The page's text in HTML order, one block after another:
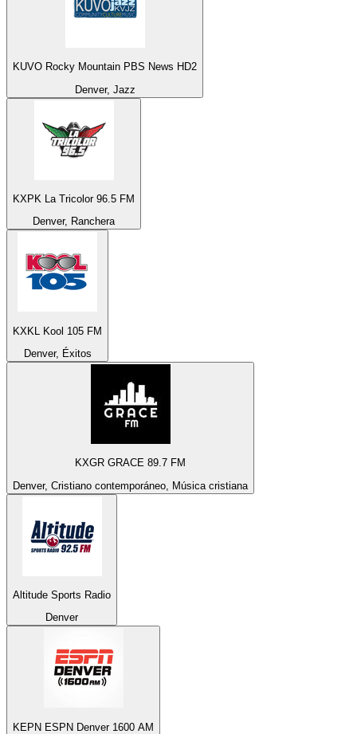
KUVO Rocky Mountain PBS News HD2
Denver, Jazz
KXPK La Tricolor 96.5 FM
Denver, Ranchera
KXKL Kool 105 FM
Denver, Éxitos
KXGR GRACE 89.7 FM
Denver, Cristiano contemporáneo, Música cristiana
Altitude Sports Radio
Denver
KEPN ESPN Denver 1600 AM